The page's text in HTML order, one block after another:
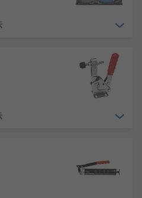
提供することができま
るまで、広範な製品をご
するリーディングブラ
Makita、 Bosch、
。